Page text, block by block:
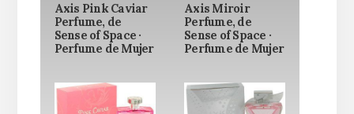
Axis Pink Caviar
Perfume, de
Sense of Space ·
Perfume de Mujer
Axis Miroir
Perfume, de
Sense of Space ·
Perfume de Mujer